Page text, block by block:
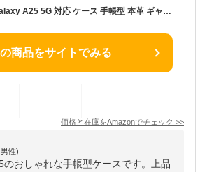
CIBOLA 高級牛革 Galaxy A25 5G 対応 ケース 手帳型 本革 ギャラクシー A25 5G 対応 カバー 手帳 革 スマホケース 耐衝撃 手帳型スマホケース カード収納 スタンド機能 携帯カバー ワイヤレス充電 かわいい SC-53F/SCG33/SM-A253Z 用 (レッド)
商品をサイトでみる
価格と在庫をAmazonでチェック >>
性)
のおしゃれな手帳型ケースです。上品